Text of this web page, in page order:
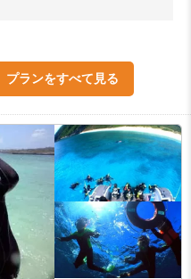
プランをすべて見る